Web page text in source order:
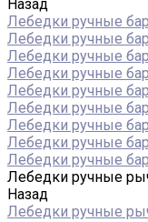
Назад
Лебедки ручные
Лебедки ручные
Лебедки ручные
Лебедки ручные
Лебедки ручные
Лебедки ручные
Лебедки ручные
Лебедки ручные
Лебедки ручные
Лебедки ручные
Назад
Лебедки ручные